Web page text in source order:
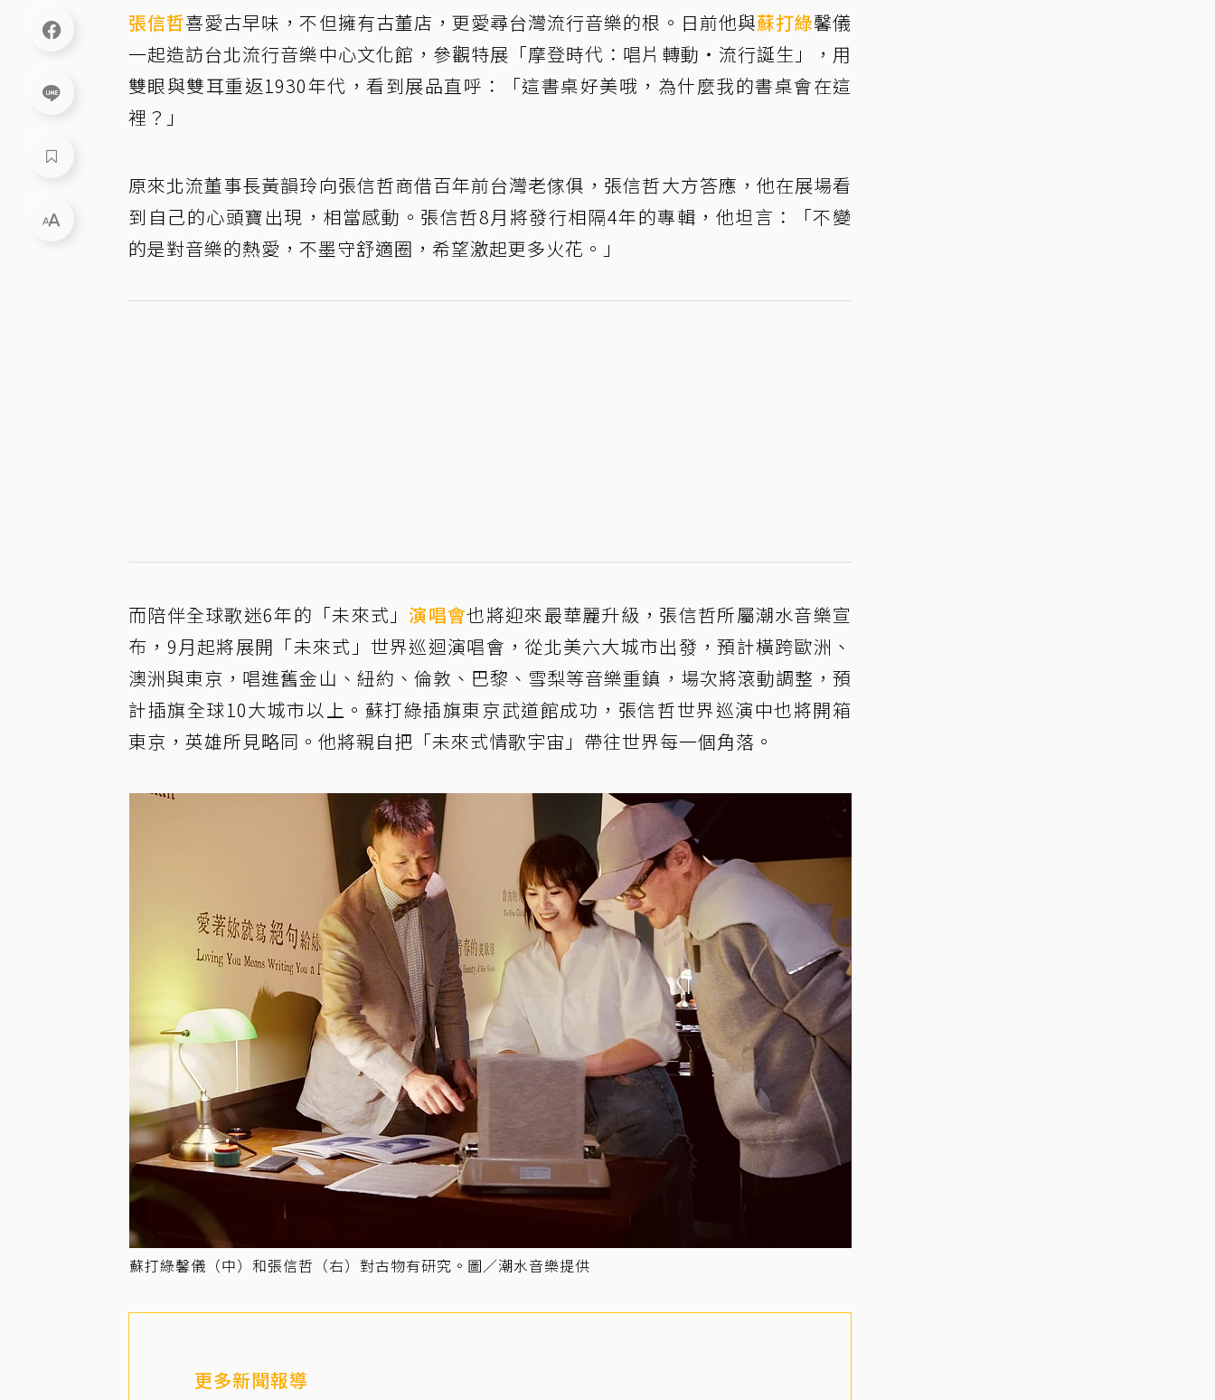
張信哲喜愛古早味，不但擁有古董店，更愛尋台灣流行音樂的根。日前他與蘇打綠馨儀
一起造訪台北流行音樂中心文化館，參觀特展「摩登時代：唱片轉動‧流行誕生」，用
雙眼與雙耳重返1930年代，看到展品直呼：「這書桌好美哦，為什麼我的書桌會在這
裡？」
原來北流董事長黃韻玲向張信哲商借百年前台灣老傢俱，張信哲大方答應，他在展場看
到自己的心頭寶出現，相當感動。張信哲8月將發行相隔4年的專輯，他坦言：「不變
的是對音樂的熱愛，不墨守舒適圈，希望激起更多火花。」
而陪伴全球歌迷6年的「未來式」演唱會也將迎來最華麗升級，張信哲所屬潮水音樂宣
布，9月起將展開「未來式」世界巡迴演唱會，從北美六大城市出發，預計橫跨歐洲、
澳洲與東京，唱進舊金山、紐約、倫敦、巴黎、雪梨等音樂重鎮，場次將滾動調整，預
計插旗全球10大城市以上。蘇打綠插旗東京武道館成功，張信哲世界巡演中也將開箱
東京，英雄所見略同。他將親自把「未來式情歌宇宙」帶往世界每一個角落。
蘇打綠馨儀（中）和張信哲（右）對古物有研究。圖／潮水音樂提供
更多新聞報導